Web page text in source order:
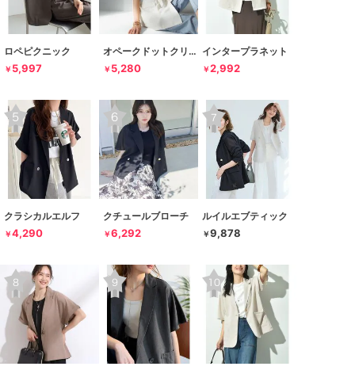
ロペピクニック
￥ 5,997
オペークドットクリップ
￥ 5,280
インタープラネット
￥2,992
クラシカルエルフ
￥4,290
クチュールブローチ
￥6,292
ルイルエブティック
￥9,878